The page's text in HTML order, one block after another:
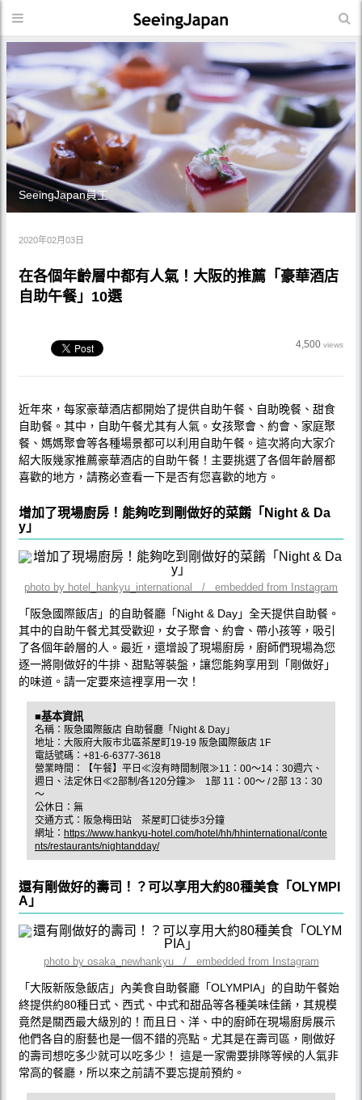
SeeingJapan員工
2020年02月03日
在各個年齡層中都有人氣！大阪的推薦「豪華酒店
自助午餐」10選
4,500 views
近年來，每家豪華酒店都開始了提供自助午餐、自助晚餐、甜食
自助餐。其中，自助午餐尤其有人氣。女孩聚會、約會、家庭聚
餐、媽媽聚會等各種場景都可以利用自助午餐。這次將向大家介
紹大阪幾家推薦豪華酒店的自助午餐！主要挑選了各個年齡層都
喜歡的地方，請務必查看一下是否有您喜歡的地方。
增加了現場廚房！能夠吃到剛做好的菜餚「Night & Da
y」
photo by hotel_hankyu_international / embedded from Instagram
「阪急國際飯店」的自助餐廳「Night & Day」全天提供自助餐。
其中的自助午餐尤其受歡迎，女子聚會、約會、帶小孩等，吸引
了各個年齡層的人。最近，還增設了現場廚房，廚師們現場為您
逐一將剛做好的牛排、甜點等裝盤，讓您能夠享用到「剛做好」
的味道。請一定要來這裡享用一次！
■基本資訊
名稱：阪急國際飯店 自助餐廳「Night & Day」
地址：大阪府大阪市北區茶屋町19-19 阪急國際飯店 1F
電話號碼：+81-6-6377-3618
營業時間：【午餐】平日≪沒有時間制限≫11：00～14：30週六、
週日、法定休日≪2部制/各120分鐘≫ 1部 11：00～ / 2部 13：30
～
公休日：無
交通方式：阪急梅田站 茶屋町口徒歩3分鐘
網址： https://www.hankyu-hotel.com/hotel/hh/hhinternational/conte
nts/restaurants/nightandday/
還有剛做好的壽司！？可以享用大約80種美食「OLYMPI
A」
photo by osaka_newhankyu / embedded from Instagram
「大阪新阪急飯店」內美食自助餐廳「OLYMPIA」的自助午餐始
終提供約80種日式、西式、中式和甜品等各種美味佳餚，其規模
竟然是關西最大級別的！而且日、洋、中的廚師在現場廚房展示
他們各自的廚藝也是一個不錯的亮點。尤其是在壽司區，剛做好
的壽司想吃多少就可以吃多少！ 這是一家需要排隊等候的人氣非
常高的餐廳，所以來之前請不要忘提前預約。